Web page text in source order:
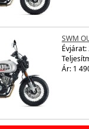
SWM
Évjárat:
Ár: 1